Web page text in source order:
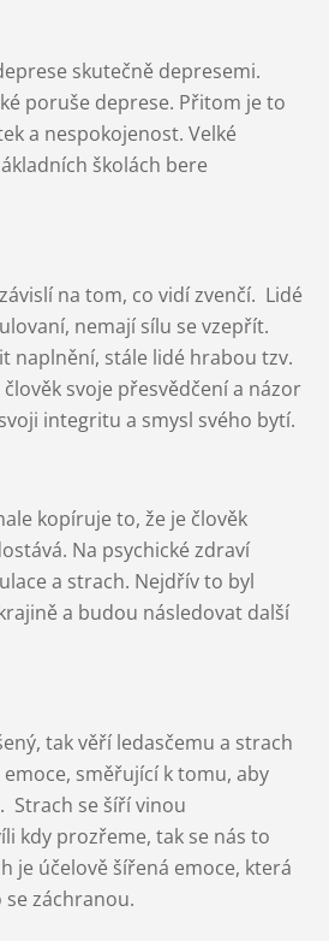
skutečně depresemi.
poruše deprese. Přitom je to
a nespokojenost. Velké
školách bere
na tom, co vidí zvenčí. Lidé
nemají sílu se vzepřít.
naplnění, stále lidé hrabou tzv.
svoje přesvědčení a názor
integritu a smysl svého bytí.
kopíruje to, že je člověk
Na psychické zdraví
a strach. Nejdřív to byl
a budou následovat další
tak věří ledasčemu a strach
směřující k tomu, aby
Strach se šíří vinou
kdy prozřeme, tak se nás to
je účelově šířená emoce, která
záchranou.